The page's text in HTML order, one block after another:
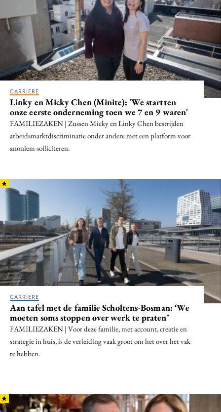
Contentmarketing
Customer Experience
Data & Insights
Design
Digital transformation
Diversiteit
Effectiviteit
Gedragsverandering
Martech
Merkstrategie
PR
Programmatic
Purpose Marketing
Reputatie & crisis
CARRIERE
Linky en Micky Chen (Minite): 'We startten
onze eerste onderneming toen we 7 en 9 waren'
FAMILIEZAKEN | Zussen Micky en Linky Chen bestrijden
arbeidsmarktdiscriminatie onder andere met een platform voor
anoniem solliciteren.
CARRIERE
Aan tafel met de familie Scholtens-Bosman: ‘We
moeten soms stoppen over werk te praten’
FAMILIEZAKEN | Voor deze familie, met account, creatie en
strategie in huis, is de verleiding vaak groot om het over het vak
te hebben.